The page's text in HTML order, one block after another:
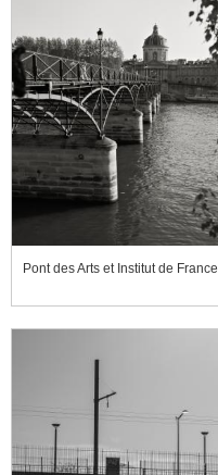
Pont des Arts et Institut de France